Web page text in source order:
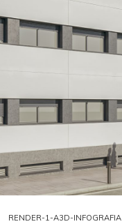
RENDER-1-A3D-INFOGRAFIA